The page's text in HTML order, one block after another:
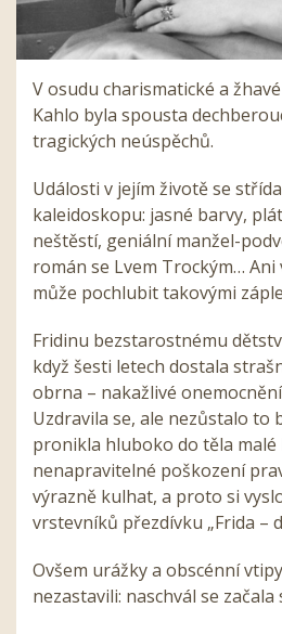
V osudu charismatické a
Kahlo byla spousta
tragických neúspěchů.
Události v jejím životě se
kaleidoskopu: jasné barvy,
neštěstí, geniální manžel-
román se Lvem Trockým… Ani
může pochlubit takovými
Fridinu bezstarostnému
když šesti letech dostala
obrna – nakažlivé
Uzdravila se, ale nezůstalo to
pronikla hluboko do těla malé
nenapravitelné poškození
výrazně kulhat, a proto si
vrstevníků přezdívku „Frida –
Ovšem urážky a obscénní
nezastavili: naschvál se začala